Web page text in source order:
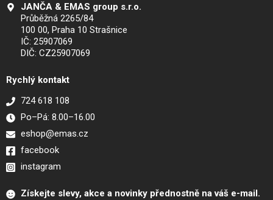
JANČA & EMAS group s.r.o.
Průběžná 2265/84
100 00, Praha 10 Strašnice
IČ: 25907069
DIČ: CZ25907069
Rychlý kontakt
724 618 108
Po–Pá: 8.00–16.00
eshop@emas.cz
facebook
instagram
Získejte slevy, akce a novinky přednostně na váš e-mail.